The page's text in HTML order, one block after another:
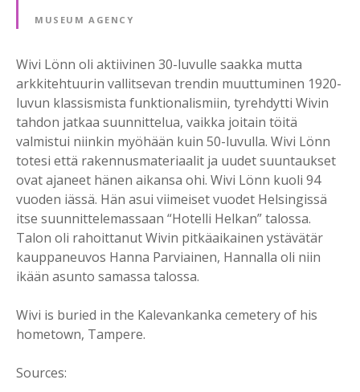
MUSEUM AGENCY
Wivi Lönn oli aktiivinen 30-luvulle saakka mutta
arkkitehtuurin vallitsevan trendin muuttuminen 1920-
luvun klassismista funktionalismiin, tyrehdytti Wivin
tahdon jatkaa suunnittelua, vaikka joitain töitä
valmistui niinkin myöhään kuin 50-luvulla. Wivi Lönn
totesi että rakennusmateriaalit ja uudet suuntaukset
ovat ajaneet hänen aikansa ohi. Wivi Lönn kuoli 94
vuoden iässä. Hän asui viimeiset vuodet Helsingissä
itse suunnittelemassaan “Hotelli Helkan” talossa.
Talon oli rahoittanut Wivin pitkäaikainen ystävätär
kauppaneuvos Hanna Parviainen, Hannalla oli niin
ikään asunto samassa talossa.
Wivi is buried in the Kalevankanka cemetery of his
hometown, Tampere.
Sources: